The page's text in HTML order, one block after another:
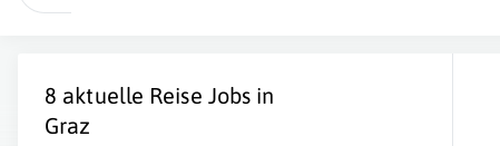
8 aktuelle Reise Jobs in
Graz